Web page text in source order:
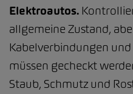
Elektroautos.
allgemeine Zustand,
Kabelverbindungen
müssen gecheckt
Staub, Schmutz und